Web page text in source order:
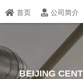
首页 公司简介
BEIJING